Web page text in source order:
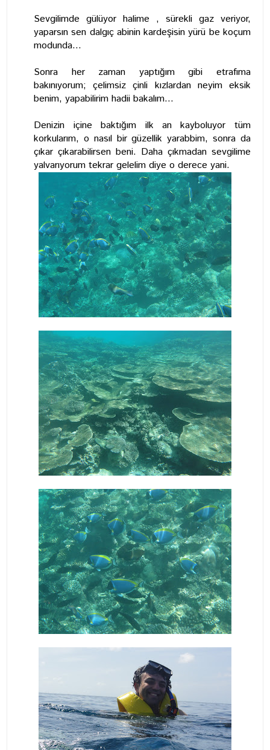
Sevgilimde gülüyor halime , sürekli gaz veriyor,
yaparsın sen dalgıç abinin kardeşisin yürü be koçum
modunda...
Sonra her zaman yaptığım gibi etrafıma
bakınıyorum; çelimsiz çinli kızlardan neyim eksik
benim, yapabilirim hadii bakalım...
Denizin içine baktığım ilk an kayboluyor tüm
korkularım, o nasıl bir güzellik yarabbim, sonra da
çıkar çıkarabilirsen beni. Daha çıkmadan sevgilime
yalvarıyorum tekrar gelelim diye o derece yani.